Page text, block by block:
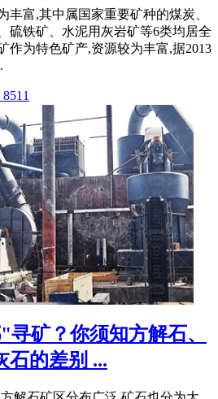
丰富,其中属国家重要矿种的煤炭、
硫铁矿、水泥用灰岩矿等6类均居全
作为特色矿产,资源较为丰富,据2013
矿？你须知方解石、
石的差别 ...